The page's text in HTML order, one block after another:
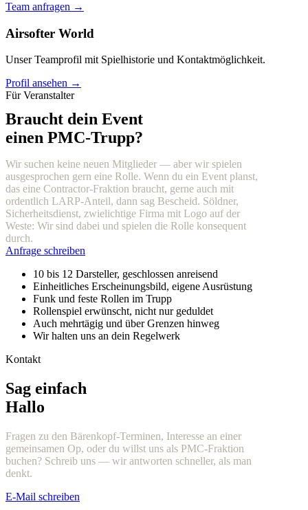
Team anfragen →
Airsofter World
Unser Teamprofil mit Spielhistorie und Kontaktmöglichkeit.
Profil ansehen →
Für Veranstalter
Braucht dein Event
einen PMC-Trupp?
Wir suchen keine neuen Mitglieder — aber wir spielen
ausgesprochen gern eine Rolle. Wenn du ein Event planst,
das eine Contractor-Fraktion braucht, gerne auch mit
ordentlich LARP-Anteil, dann sag Bescheid. Söldner,
Sicherheitsdienst, zwielichtige Firma mit Logo auf der
Weste: Wir sind dabei und spielen die Rolle konsequent
durch.
Anfrage schreiben
10 bis 12 Darsteller, geschlossen anreisend
Einheitliches Erscheinungsbild, eigene Ausrüstung
Funk und feste Rollen im Trupp
Rollenspiel erwünscht, nicht nur geduldet
Auch mehrtägig und über Grenzen hinweg
Wir halten uns an dein Regelwerk
Kontakt
Sag einfach
Hallo
Fragen zu den Bärenkopf-Terminen, Interesse an einer
gemeinsamen Op, oder du willst uns als PMC-Fraktion
buchen? Schreib uns — wir antworten schneller, als man
denkt.
E-Mail schreiben